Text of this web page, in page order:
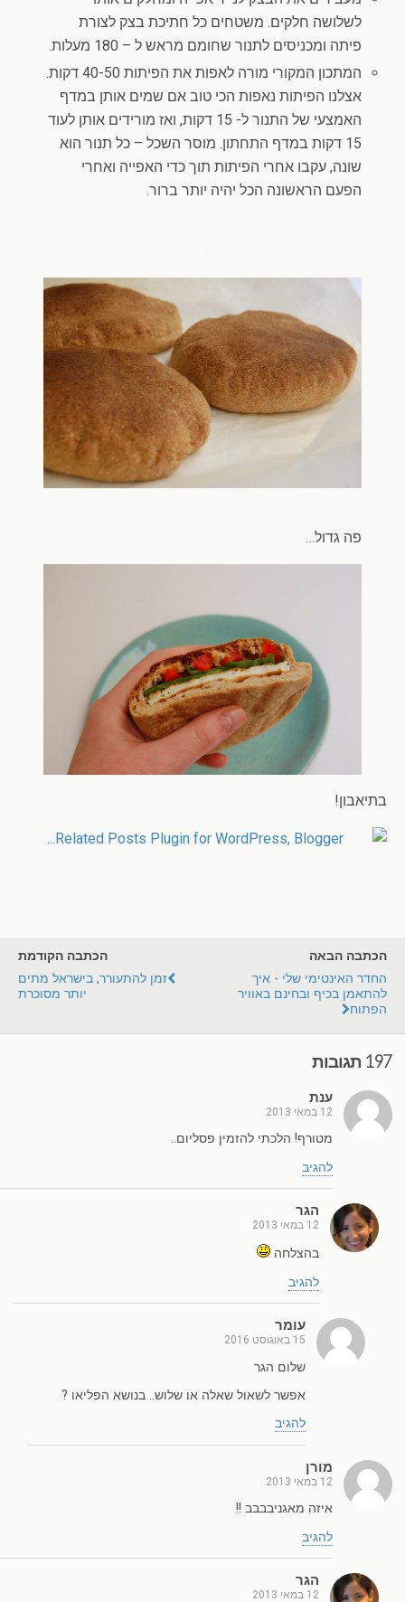
לשלושה חלקים. משטחים כל חתיכת בצק לצורת
פיתה ומכניסים לתנור שחומם מראש ל – 180 מעלות.
המתכון המקורי מורה לאפות את הפיתות 40-50 דקות.
אצלנו הפיתות נאפות הכי טוב אם שמים אותן במדף
האמצעי של התנור ל- 15 דקות, ואז מורידים אותן לעוד
15 דקות במדף התחתון. מוסר השכל – כל תנור הוא
שונה, עקבו אחרי הפיתות תוך כדי האפייה ואחרי
הפעם הראשונה הכל יהיה יותר ברור.
פה גדול…
בתיאבון!
הכתבה הקודמת
זמן להתעורר, בישראל מתים
יותר מסוכרת
הכתבה הבאה
החדר האינטימי שלי - איך
להתאמן בכיף ובחינם באוויר
הפתוח
197 תגובות
ענת
12 במאי 2013
מטורף! הלכתי להזמין פסליום..
להגיב
הגר
12 במאי 2013
בהצלחה
להגיב
עומר
15 באוגוסט 2016
שלום הגר
אפשר לשאול שאלה או שלוש.. בנושא הפליאו ?
להגיב
מורן
12 במאי 2013
איזה מאגניבבבב !!
להגיב
הגר
12 במאי 2013